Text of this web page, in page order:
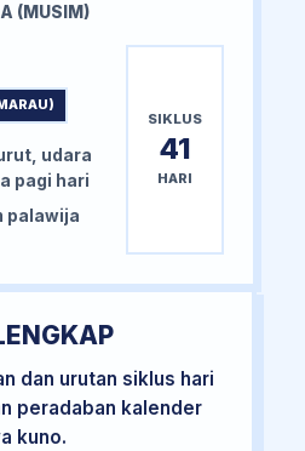
(MUSIM)
udara
pagi hari
palawija
SIKLUS
41
HARI
dan urutan siklus hari
peradaban kalender
kuno.